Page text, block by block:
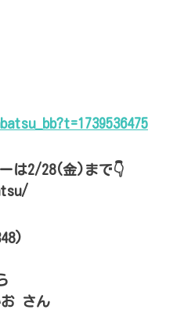
は2/28(金)まで👇
さん